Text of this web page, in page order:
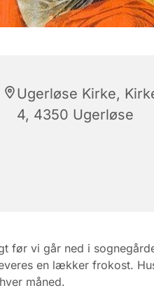
Ugerløse Kirke,
4, 4350 Ugerløse
før vi går ned i
en lækker frokost.
måned.